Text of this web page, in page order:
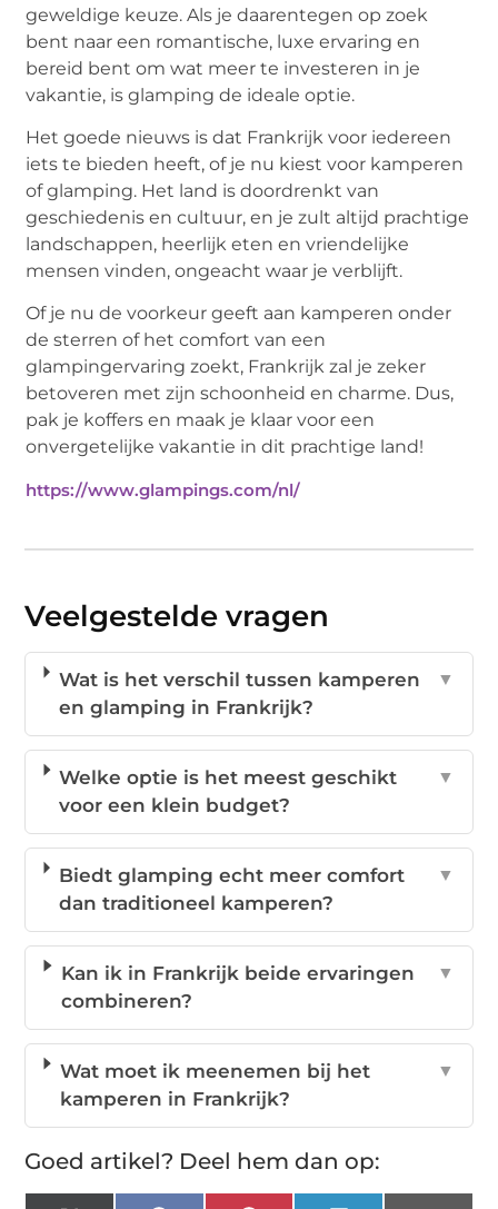
geweldige keuze. Als je daarentegen op zoek
bent naar een romantische, luxe ervaring en
bereid bent om wat meer te investeren in je
vakantie, is glamping de ideale optie.
Het goede nieuws is dat Frankrijk voor iedereen
iets te bieden heeft, of je nu kiest voor kamperen
of glamping. Het land is doordrenkt van
geschiedenis en cultuur, en je zult altijd prachtige
landschappen, heerlijk eten en vriendelijke
mensen vinden, ongeacht waar je verblijft.
Of je nu de voorkeur geeft aan kamperen onder
de sterren of het comfort van een
glampingervaring zoekt, Frankrijk zal je zeker
betoveren met zijn schoonheid en charme. Dus,
pak je koffers en maak je klaar voor een
onvergetelijke vakantie in dit prachtige land!
https://www.glampings.com/nl/
Veelgestelde vragen
Wat is het verschil tussen kamperen
en glamping in Frankrijk?
▼
Welke optie is het meest geschikt
voor een klein budget?
▼
Biedt glamping echt meer comfort
dan traditioneel kamperen?
▼
Kan ik in Frankrijk beide ervaringen
combineren?
▼
Wat moet ik meenemen bij het
kamperen in Frankrijk?
▼
Goed artikel? Deel hem dan op: